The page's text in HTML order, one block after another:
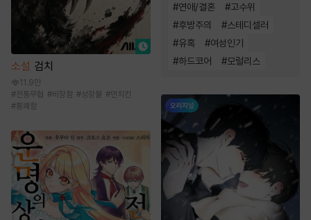
소설 검치
11.9만
#전통무협 #비장함 #성장물 #먼치킨
#통쾌함
#연애/결혼 #고수위
#후방주의 #스테디셀러
#유혹 #여성인기
#하드코어 #모럴리스